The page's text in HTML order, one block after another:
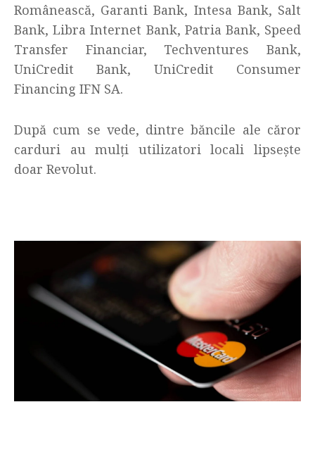
Românească, Garanti Bank, Intesa Bank, Salt
Bank, Libra Internet Bank, Patria Bank, Speed
Transfer Financiar, Techventures Bank,
UniCredit Bank, UniCredit Consumer
Financing IFN SA.
După cum se vede, dintre băncile ale căror
carduri au mulți utilizatori locali lipsește
doar Revolut.